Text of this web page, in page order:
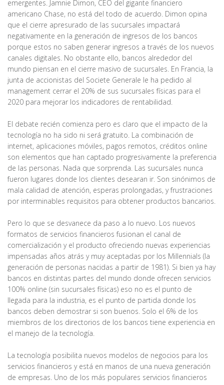
emergentes. Jamnie Dimon, CEO del gigante financiero
americano Chase, no está del todo de acuerdo. Dimon opina
que el cierre apresurado de las sucursales impactará
negativamente en la generación de ingresos de los bancos
porque estos no saben generar ingresos a través de los nuevos
canales digitales. No obstante ello, bancos alrededor del
mundo piensan en el cierre masivo de sucursales. En Francia, la
junta de accionistas del Societe Generale le ha pedido al
management cerrar el 20% de sus sucursales físicas para el
2020 para mejorar los indicadores de rentabilidad.
El debate recién comienza pero es claro que el impacto de la
tecnología no ha sido ni será gratuito. La combinación de
internet, aplicaciones móviles, pagos remotos, créditos online
son elementos que han captado progresivamente la preferencia
de las personas. Nada que sorprenda. Las sucursales nunca
fueron lugares donde los clientes desearan ir. Son sinónimos de
mala calidad de atención, esperas prolongadas, y frustraciones
por interminables requisitos para obtener productos bancarios.
Pero lo que se desvanece da paso a lo nuevo. Los nuevos
formatos de servicios financieros fusionan el canal de
comercialización y el producto ofreciendo nuevas experiencias
impensadas años atrás y muy aceptadas por los Millennials (la
generación de personas nacidas a partir de 1981). Si bien ya hay
bancos en distintas partes del mundo donde ofrecen servicios
100% online (sin sucursales físicas) eso no es el punto de
llegada para la industria, es el punto de partida donde los
bancos deben demostrar si son buenos. Solo el 6% de los
miembros de los directorios de los bancos tiene experiencia en
el manejo de la tecnología.
La tecnología posibilita nuevos modelos de negocios para los
servicios financieros y está en manos de una nueva generación
de empresas. Uno de los más populares servicios financieros